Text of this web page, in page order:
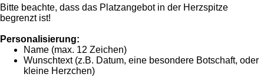
Bitte beachte, dass das Platzangebot in der Herzspitze
begrenzt ist!
Personalisierung:
Name (max. 12 Zeichen)
Wunschtext (z.B. Datum, eine besondere Botschaft, oder
kleine Herzchen)